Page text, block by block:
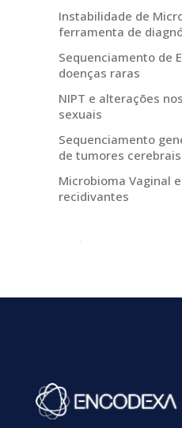
Instabilidade de
ferramenta de
Sequenciamento de
doenças raras
NIPT e alterações
sexuais
Sequenciamento
de tumores
Microbioma Vaginal
recidivantes